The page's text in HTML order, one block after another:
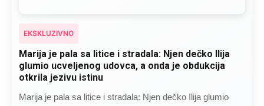
EKSKLUZIVNO
Marija je pala sa litice i stradala: Njen dečko Ilija
glumio ucveljenog udovca, a onda je obdukcija
otkrila jezivu istinu
Marija je pala sa litice i stradala: Njen dečko Ilija glumio